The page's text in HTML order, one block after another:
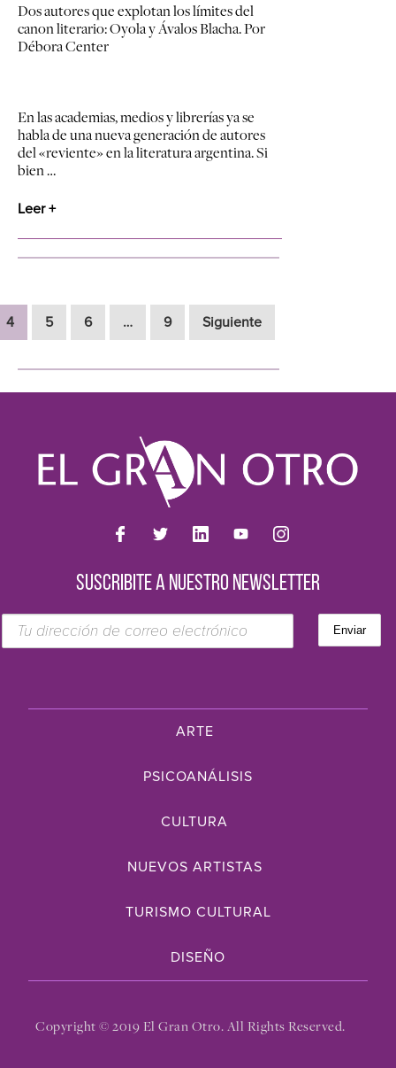
Dos autores que explotan los límites del
canon literario: Oyola y Ávalos Blacha.Por
Débora Center
En las academias, medios y librerías ya se
habla de una nueva generación de autores
del «reviente» en la literatura argentina. Si
bien …
Leer +
4 5 6 … 9 Siguiente
SUSCRIBITE A NUESTRO NEWSLETTER
ARTE
PSICOANÁLISIS
CULTURA
NUEVOS ARTISTAS
TURISMO CULTURAL
DISEÑO
Copyright © 2019 El Gran Otro. All Rights Reserved.